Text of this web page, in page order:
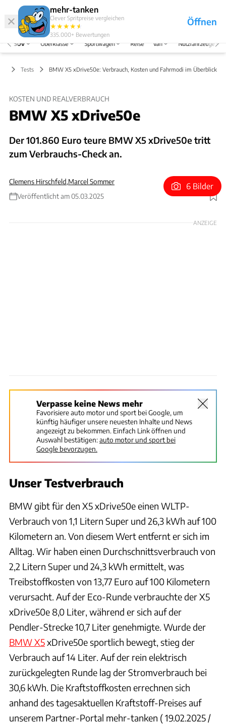
mehr-tanken
Clever Spritpreise vergleichen
★★★★★
★
335.000+ Bewertungen
Öffnen
Abo
Menü
SUV Oberklasse Sportwagen Reise Van Nutzfahrzeuge
Tests BMW X5 xDrive50e: Verbrauch, Kosten und Fahrmodi im Überblick
KOSTEN UND REALVERBRAUCH
BMW X5 xDrive50e
Der 101.860 Euro teure BMW X5 xDrive50e tritt
zum Verbrauchs-Check an.
Clemens Hirschfeld,Marcel Sommer
Veröffentlicht am 05.03.2025
Foto: Hans-Dieter Seufert
6 Bilder
ANZEIGE
Verpasse keine News mehr
Favorisiere auto motor und sport bei Google, um
künftig häufiger unsere neuesten Inhalte und News
angezeigt zu bekommen. Einfach Link öffnen und
Auswahl bestätigen:auto motor und sport bei
Google bevorzugen.
Unser Testverbrauch
BMW gibt für den X5 xDrive50e einen WLTP-
Verbrauch von 1,1 Litern Super und 26,3 kWh auf 100
Kilometern an. Von diesem Wert entfernt er sich im
Alltag. Wir haben einen Durchschnittsverbrauch von
2,2 Litern Super und 24,3 kWh ermittelt, was
Treibstoffkosten von 13,77 Euro auf 100 Kilometern
verursacht. Auf der Eco-Runde verbrauchte der X5
xDrive50e 8,0 Liter, während er sich auf der
Pendler-Strecke 10,7 Liter genehmigte. Wurde der
BMW X5xDrive50e sportlich bewegt, stieg der
Verbrauch auf 14 Liter. Auf der rein elektrisch
zurückgelegten Runde lag der Stromverbrauch bei
30,6 kWh. Die Kraftstoffkosten errechnen sich
anhand des tagesaktuellen Kraftstoff-Preises auf
unserem Partner-Portal mehr-tanken ( 19.02.2025 /